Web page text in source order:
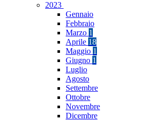
2023
Gennaio
Febbraio
Marzo 1
Aprile 18
Maggio 1
Giugno 1
Luglio
Agosto
Settembre
Ottobre
Novembre
Dicembre